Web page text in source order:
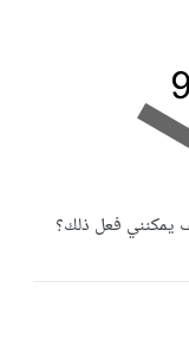
يمكنني فعل ذلك؟